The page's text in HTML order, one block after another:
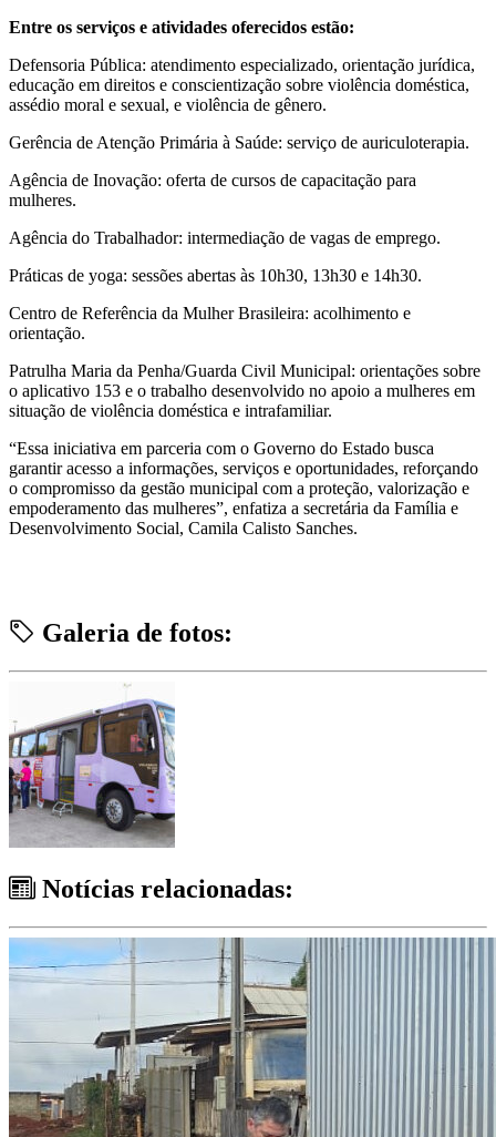
Entre os serviços e atividades oferecidos estão:
Defensoria Pública: atendimento especializado, orientação jurídica,
educação em direitos e conscientização sobre violência doméstica,
assédio moral e sexual, e violência de gênero.
Gerência de Atenção Primária à Saúde: serviço de auriculoterapia.
Agência de Inovação: oferta de cursos de capacitação para
mulheres.
Agência do Trabalhador: intermediação de vagas de emprego.
Práticas de yoga: sessões abertas às 10h30, 13h30 e 14h30.
Centro de Referência da Mulher Brasileira: acolhimento e
orientação.
Patrulha Maria da Penha/Guarda Civil Municipal: orientações sobre
o aplicativo 153 e o trabalho desenvolvido no apoio a mulheres em
situação de violência doméstica e intrafamiliar.
“Essa iniciativa em parceria com o Governo do Estado busca
garantir acesso a informações, serviços e oportunidades, reforçando
o compromisso da gestão municipal com a proteção, valorização e
empoderamento das mulheres”, enfatiza a secretária da Família e
Desenvolvimento Social, Camila Calisto Sanches.
Galeria de fotos:
Notícias relacionadas: